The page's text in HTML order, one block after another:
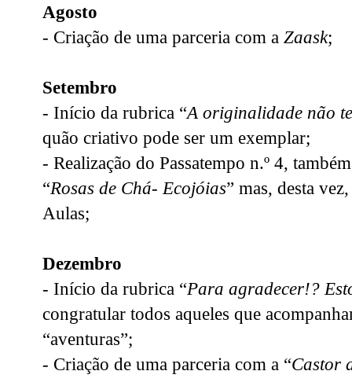
Agosto
- Criação de uma parceria com a Zaask;
Setembro
- Início da rubrica “A originalidade não
quão criativo pode ser um exemplar;
- Realização do Passatempo n.º 4,
“Rosas de Chá- Ecojóias” mas, desta
Aulas;
Dezembro
- Início da rubrica “Para agradecer!?
congratular todos aqueles que
“aventuras”;
- Criação de uma parceria com a “Castor